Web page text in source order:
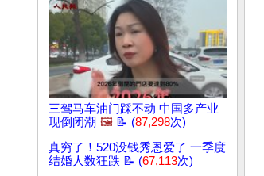
三驾马车油门踩不动 中国多产业
现倒闭潮 🖼️ 📝 (87,298次)
真穷了！520没钱秀恩爱了 一季度
结婚人数狂跌 📝 (67,113次)